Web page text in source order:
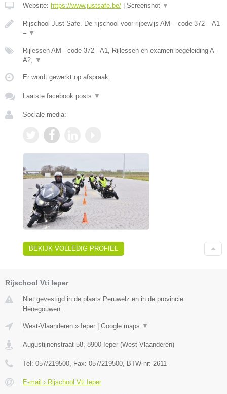
Website: https://www.justsafe.be/ Screenshot ▼
Rijschool Just Safe. De rijschool voor rijbewijs AM – code 372 – A1
– ▼
Rijlessen AM - code 372 - A1, Rijlessen en examen begeleiding A -
A2, ▼
Er wordt gewerkt op afspraak.
Laatste facebook posts ▼
Sociale media:
BEKIJK VOLLEDIG PROFIEL
Rijschool Vti Ieper
Niet gevestigd in de plaats Peruwelz en in de provincie
Henegouwen.
West-Vlaanderen » Ieper Google maps ▼
Augustijnenstraat 58, 8900 Ieper (West-Vlaanderen)
Tel: 057/219500, Fax: 057/219500, BTW-nr: 2611
E-mail › Rijschool Vti Ieper